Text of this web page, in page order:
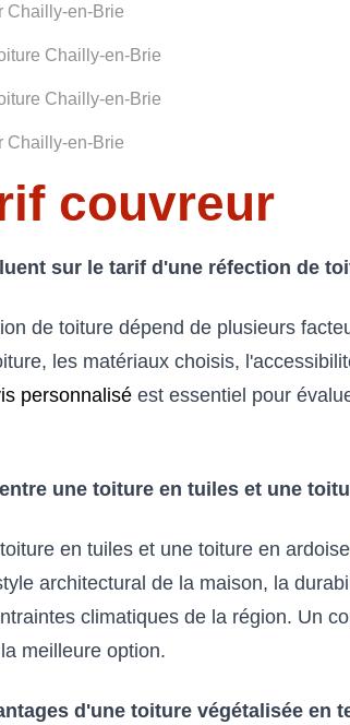
couvreur
sur le tarif d'une réfection de
de toiture dépend de plusieurs
les matériaux choisis,
personnalisé est essentiel pour
une toiture en tuiles et une
en tuiles et une toiture en
architectural de la maison, la
climatiques de la région. Un
meilleure option.
d'une toiture végétalisée en